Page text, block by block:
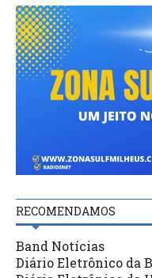
RECOMENDAMOS
Band Notícias
Diário Eletrônico da